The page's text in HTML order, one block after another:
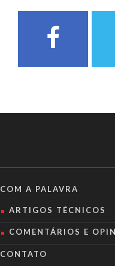
COM A PALAVRA
ARTIGOS TÉCNICOS
COMENTÁRIOS E
CONTATO